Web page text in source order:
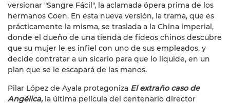
versionar "Sangre Fácil", la aclamada ópera prima de los
hermanos Coen. En esta nueva versión, la trama, que es
prácticamente la misma, se traslada a la China imperial,
donde el dueño de una tienda de fideos chinos descubre
que su mujer le es infiel con uno de sus empleados, y
decide contratar a un sicario para que lo liquide, en un
plan que se le escapará de las manos.
Pilar López de Ayala protagoniza El extraño caso de
Angélica, la última película del centenario director